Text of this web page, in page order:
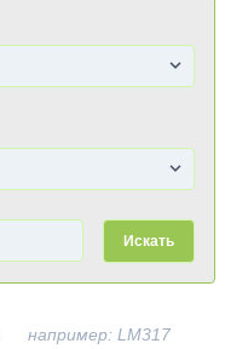
Искать
например: LM317